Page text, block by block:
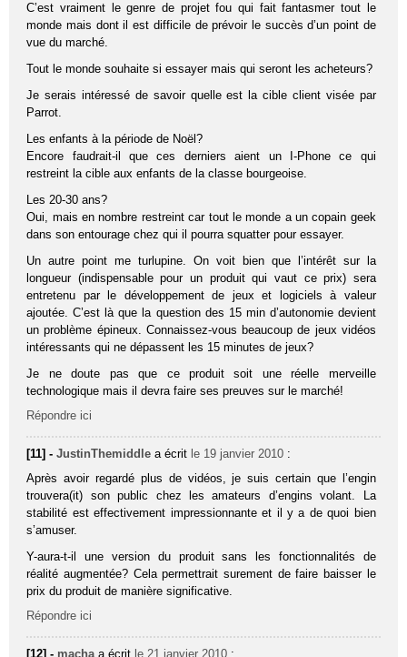
C’est vraiment le genre de projet fou qui fait fantasmer tout le
monde mais dont il est difficile de prévoir le succès d’un point de
vue du marché.
Tout le monde souhaite si essayer mais qui seront les acheteurs?
Je serais intéressé de savoir quelle est la cible client visée par
Parrot.
Les enfants à la période de Noël?
Encore faudrait-il que ces derniers aient un I-Phone ce qui
restreint la cible aux enfants de la classe bourgeoise.
Les 20-30 ans?
Oui, mais en nombre restreint car tout le monde a un copain geek
dans son entourage chez qui il pourra squatter pour essayer.
Un autre point me turlupine. On voit bien que l’intérêt sur la
longueur (indispensable pour un produit qui vaut ce prix) sera
entretenu par le développement de jeux et logiciels à valeur
ajoutée. C’est là que la question des 15 min d’autonomie devient
un problème épineux. Connaissez-vous beaucoup de jeux vidéos
intéressants qui ne dépassent les 15 minutes de jeux?
Je ne doute pas que ce produit soit une réelle merveille
technologique mais il devra faire ses preuves sur le marché!
Répondre ici
[11] -JustinThemiddle a écrit le 19 janvier 2010 :
Après avoir regardé plus de vidéos, je suis certain que l’engin
trouvera(it) son public chez les amateurs d’engins volant. La
stabilité est effectivement impressionnante et il y a de quoi bien
s’amuser.
Y-aura-t-il une version du produit sans les fonctionnalités de
réalité augmentée? Cela permettrait surement de faire baisser le
prix du produit de manière significative.
Répondre ici
[12] - macha a écrit le 21 janvier 2010 :